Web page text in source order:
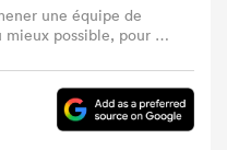
une équipe de
mieux possible, pour le
POUJOULAT/AFP via